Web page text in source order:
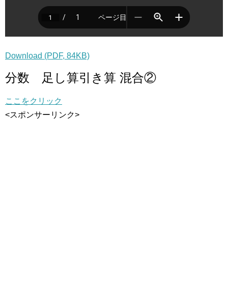
Download (PDF, 84KB)
分数 足し算引き算 混合②
ここをクリック
<スポンサーリンク>